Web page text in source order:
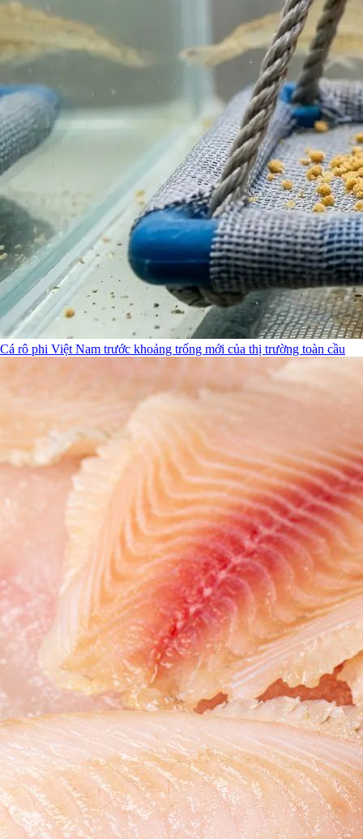
Cá rô phi Việt Nam trước khoảng trống mới của thị trường toàn cầu